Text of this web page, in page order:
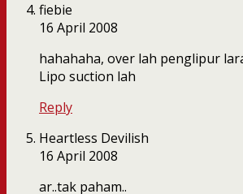
fiebie
16 April 2008
hahahaha, over lah penglipur
Lipo suction lah
Reply
Heartless Devilish
16 April 2008
ar..tak paham..